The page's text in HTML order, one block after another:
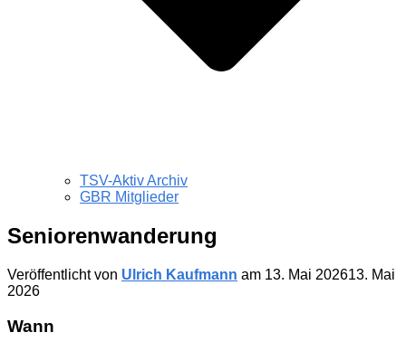
TSV-Aktiv Archiv
GBR Mitglieder
Seniorenwanderung
Veröffentlicht von Ulrich Kaufmann am 13. Mai 202613. Mai
2026
Wann